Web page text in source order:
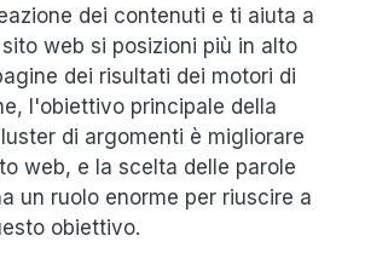
dei contenuti e ti aiuta a
web si posizioni più in alto
dei risultati dei motori di
l'obiettivo principale della
di argomenti è migliorare
web, e la scelta delle parole
un ruolo enorme per riuscire a
obiettivo.